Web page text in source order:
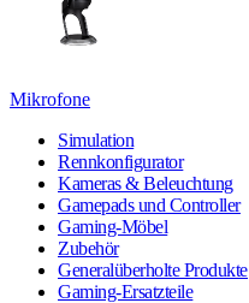
Mikrofone
Simulation
Rennkonfigurator
Kameras & Beleuchtung
Gamepads und Controller
Gaming-Möbel
Zubehör
Generalüberholte Produkte
Gaming-Ersatzteile